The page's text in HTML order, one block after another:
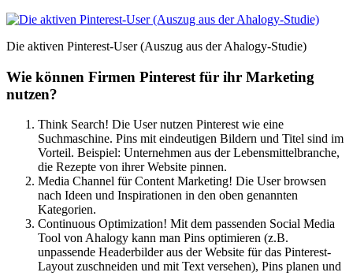
Die aktiven Pinterest-User (Auszug aus der Ahalogy-Studie)
Wie können Firmen Pinterest für ihr Marketing
nutzen?
Think Search! Die User nutzen Pinterest wie eine
Suchmaschine. Pins mit eindeutigen Bildern und Titel sind im
Vorteil. Beispiel: Unternehmen aus der Lebensmittelbranche,
die Rezepte von ihrer Website pinnen.
Media Channel für Content Marketing! Die User browsen
nach Ideen und Inspirationen in den oben genannten
Kategorien.
Continuous Optimization! Mit dem passenden Social Media
Tool von Ahalogy kann man Pins optimieren (z.B.
unpassende Headerbilder aus der Website für das Pinterest-
Layout zuschneiden und mit Text versehen), Pins planen und